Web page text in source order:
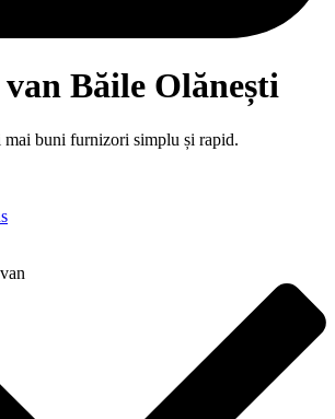
Băile Olănești
mai buni furnizori simplu și rapid.